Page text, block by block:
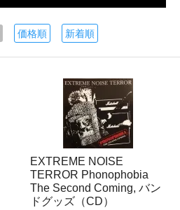
価格順 新着順
EXTREME NOISE
TERROR Phonophobia
The Second Coming, バン
ドグッズ（CD）